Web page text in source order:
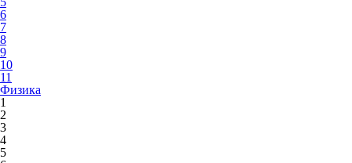
6
7
8
9
10
11
Физика
1
2
3
4
5